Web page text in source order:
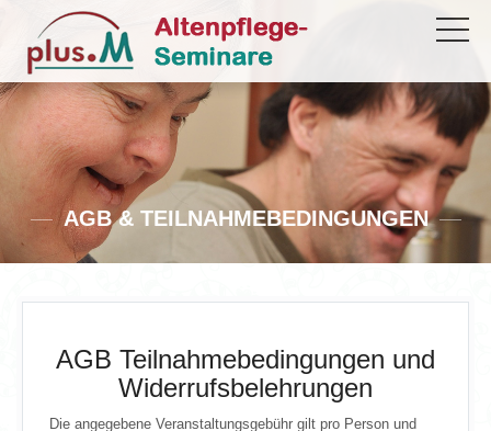
AGB & TEILNAHMEBEDINGUNGEN
AGB Teilnahmebedingungen und
Widerrufsbelehrungen
Die angegebene Veranstaltungsgebühr gilt pro Person und